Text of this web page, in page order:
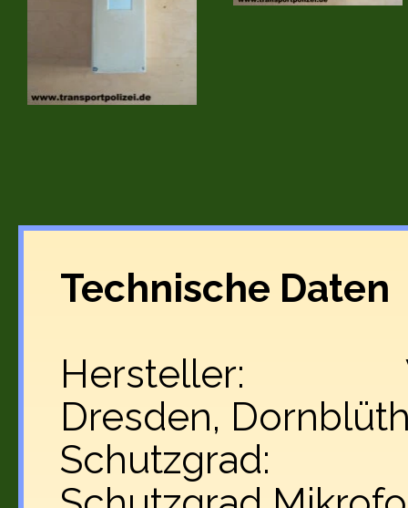
Technische Daten
Hersteller:
Dresden,
Schutzgrad: